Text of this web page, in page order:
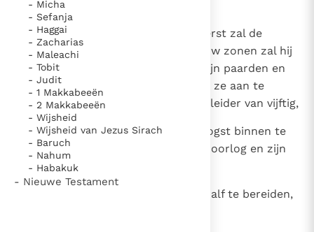
- Micha
- Sefanja
- Haggai
- Zacharias
- Maleachi
- Tobit
- Judit
- 1 Makkabeeën
- 2 Makkabeeën
- Wijsheid
- Wijsheid van Jezus Sirach
- Baruch
- Nahum
- Habakuk
- Nieuwe Testament
gezegd.
Hij zei: `De koning die over u heerst zal de
volgende rechten doen gelden: Uw zonen zal hij
opeisen voor zijn wagens, voor zijn paarden en
om zijn wagen te escorteren, om ze aan te
stellen als leider van duizend en leider van vijftig,
om zijn akkers te ploegen, zijn oogst binnen te
halen, wapens te maken voor de oorlog en zijn
wagens uit te rusten.
Uw dochters zal hij opeisen om zalf te bereiden,